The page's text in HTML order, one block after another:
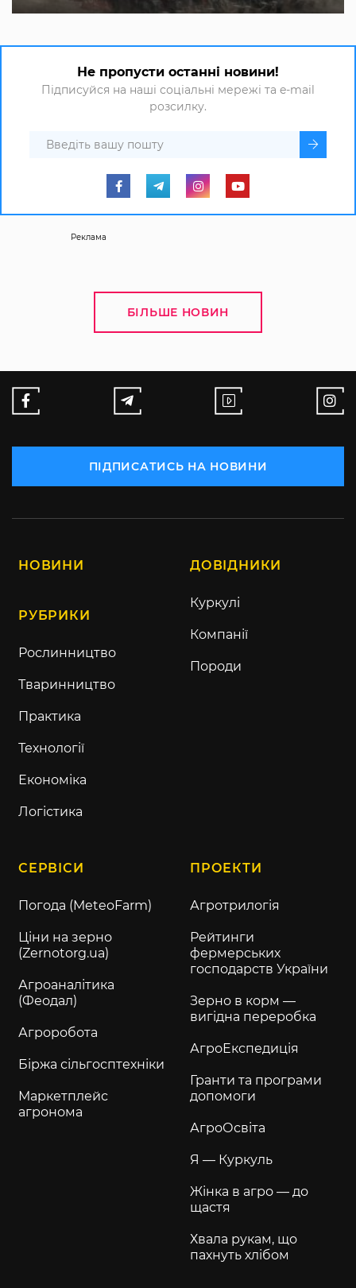
Не пропусти останні новини!
Підписуйся на наші соціальні мережі та e-mail
розсилку.
Реклама
БІЛЬШЕ НОВИН
ПІДПИСАТИСЬ НА НОВИНИ
НОВИНИ
РУБРИКИ
Рослинництво
Тваринництво
Практика
Технології
Економіка
Логістика
ДОВІДНИКИ
Куркулі
Компанії
Породи
СЕРВІСИ
Погода (MeteoFarm)
Ціни на зерно
(Zernotorg.ua)
Агроаналітика
(Феодал)
Агроробота
Біржа сільгосптехніки
Маркетплейс
агронома
ПРОЕКТИ
Агротрилогія
Рейтинги
фермерських
господарств України
Зерно в корм —
вигідна переробка
АгроЕкспедиція
Гранти та програми
допомоги
АгроОсвіта
Я — Куркуль
Жінка в агро — до
щастя
Хвала рукам, що
пахнуть хлібом